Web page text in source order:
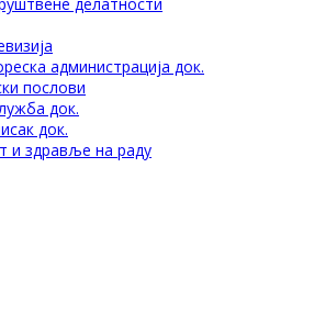
администрација док.
послови
док.
док.
и здравље на раду